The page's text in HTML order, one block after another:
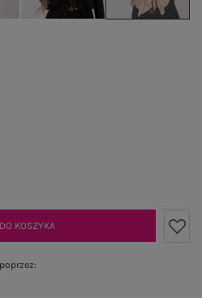
KOSZYKA